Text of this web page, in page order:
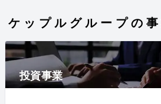
ケップルグループの
投資事業